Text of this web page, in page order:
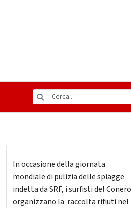
In occasione della giornata
mondiale di pulizia delle spiagge
indetta da SRF, i surfisti del Conero
organizzano la raccolta rifiuti nel